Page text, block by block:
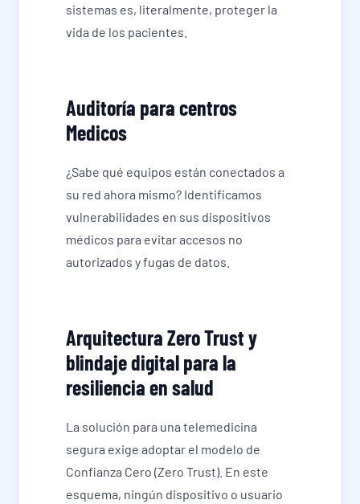
sistemas es, literalmente, proteger la
vida de los pacientes.
Auditoría para centros
Medicos
¿Sabe qué equipos están conectados a
su red ahora mismo? Identificamos
vulnerabilidades en sus dispositivos
médicos para evitar accesos no
autorizados y fugas de datos.
Arquitectura Zero Trust y
blindaje digital para la
resiliencia en salud
La solución para una telemedicina
segura exige adoptar el modelo de
Confianza Cero (Zero Trust). En este
esquema, ningún dispositivo o usuario